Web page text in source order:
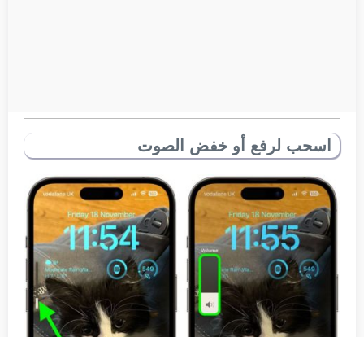
اسحب لرفع أو خفض الصوت